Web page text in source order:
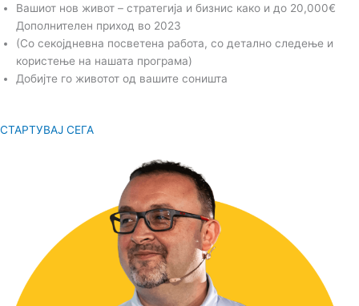
Вашиот нов живот – стратегија и бизнис како и до 20,000€
Дополнителен приход во 2023
(Со секојдневна посветена работа, со детално следење и
користење на нашата програма)
Добијте го животот од вашите соништа
СТАРТУВАЈ СЕГА